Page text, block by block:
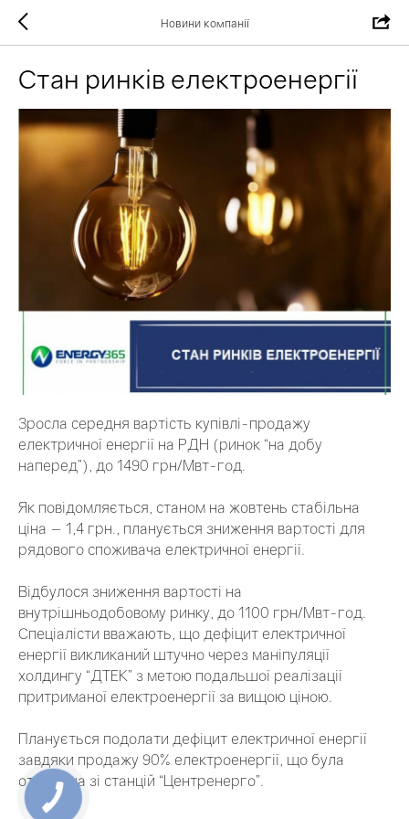
Новини компанії
Стан ринків електроенергії
Зросла середня вартість купівлі-продажу
електричної енергії на РДН (ринок “на добу
наперед”), до 1490 грн/Мвт-год.
Як повідомляється, станом на жовтень стабільна
ціна — 1,4 грн., планується зниження вартості для
рядового споживача електричної енергії.
Відбулося зниження вартості на
внутрішньодобовому ринку, до 1100 грн/Мвт-год.
Спеціалісти вважають, що дефіцит електричної
енергії викликаний штучно через маніпуляції
холдингу “ДТЕК” з метою подальшої реалізації
притриманої електроенергії за вищою ціною.
Планується подолати дефіцит електричної енергії
завдяки продажу 90% електроенергії, що була
отримана зі станцій “Центренерго”.
КНОПКА
ЗВ'ЯЗКУ